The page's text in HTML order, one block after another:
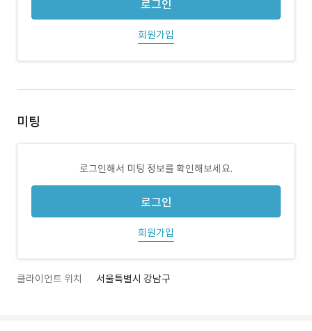
로그인
회원가입
미팅
로그인해서 미팅 정보를 확인해보세요.
로그인
회원가입
클라이언트 위치 서울특별시 강남구